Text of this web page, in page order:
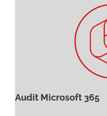
Audit Microsoft 365